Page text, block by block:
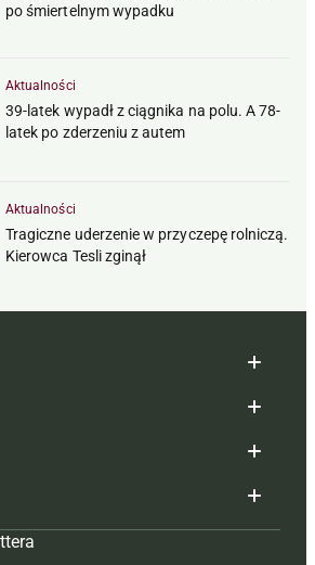
po śmiertelnym wypadku
Aktualności
39-latek wypadł z ciągnika na polu. A 78-
latek po zderzeniu z autem
Aktualności
Tragiczne uderzenie w przyczepę rolniczą.
Kierowca Tesli zginął